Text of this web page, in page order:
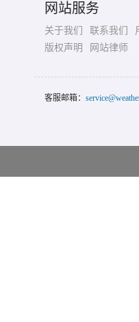
网站服务
关于我们 联系我们
版权声明
网站律师
客服邮箱：